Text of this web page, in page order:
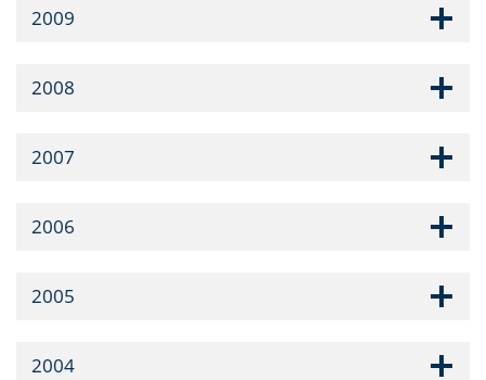
2009
2008
2007
2006
2005
2004